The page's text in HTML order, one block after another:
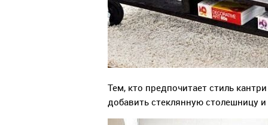
Тем, кто предпочитает стиль
добавить стеклянную столешницу